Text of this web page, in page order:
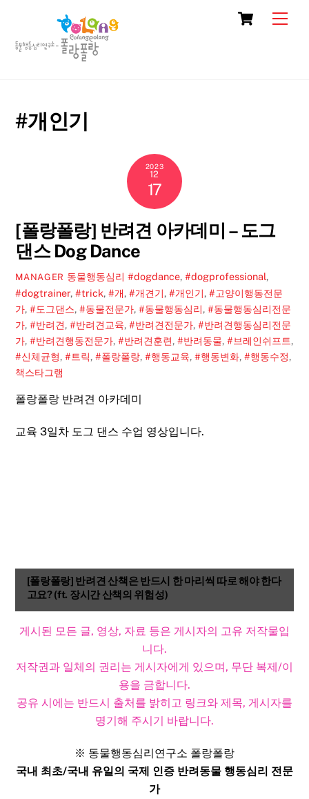
content
Cart
#개인기
2023
12
17
[폴랑폴랑] 반려견 아카데미 – 도그
댄스 Dog Dance
MANAGER 동물행동심리 #dogdance, #dogprofessional,
#dogtrainer,#trick,#개,#개견기,#개인기,#고양이행동전문
가,#도그댄스,#동물전문가,#동물행동심리,#동물행동심리전문
가,#반려견,#반려견교육,#반려견전문가,#반려견행동심리전문
가,#반려견행동전문가,#반려견훈련,#반려동물,#브레인쉬프트,
#신체균형,#트릭,#폴랑폴랑,#행동교육,#행동변화,#행동수정,
책스타그램
폴랑폴랑 반려견 아카데미
교육 3일차 도그 댄스 수업 영상입니다.
[폴랑폴랑] 반려견 산책은 반드시 한 마리씩 따로 해야 한다
고요? (ft. 장시간 산책의 위험성)
게시된 모든 글, 영상, 자료 등은 게시자의 고유 저작물입
니다.
저작권과 일체의 권리는 게시자에게 있으며, 무단 복제/이
용을 금합니다.
공유 시에는 반드시 출처를 밝히고 링크와 제목, 게시자를
명기해 주시기 바랍니다.​
※ 동물행동심리연구소 폴랑폴랑
국내 최초/국내 유일의 국제 인증 반려동물 행동심리 전문
가